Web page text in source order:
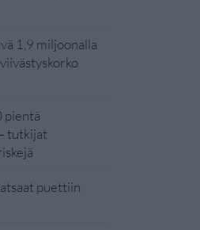
1,9 miljoonalla
pientä
tutkijat
puettiin